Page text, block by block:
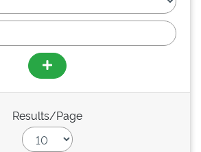
Results/Page